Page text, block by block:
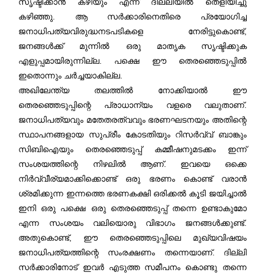
കഴിഞ്ഞു. ആ സർക്കാരിനെതിരെ പ്രയോഗിച്ച
ജനാധിപത്യവിരുദ്ധനടപടികളെ നേരിട്ടുകൊണ്ട്,
ജനങ്ങൾക്ക് മുന്നിൽ ഒരു മാതൃക സൃഷ്ടിക്കുക
എളുപ്പമായിരുന്നില്ല. പക്ഷെ ഈ തെരഞ്ഞെടുപ്പിൽ
ഇതൊന്നും ചർച്ചയാകില്ല.
അഖിലേന്ത്യ തലത്തിൽ നോക്കിയാൽ ഈ
തെരഞ്ഞെടുപ്പിന്റെ പ്രാധാന്യം വളരെ വലുതാണ്.
ജനാധിപത്യവും മതേതരത്വവും ഭരണഘടനയും അതിന്റെ
സ്ഥാപനങ്ങളായ സുപ്രീം കോടതിയും റിസർവ്വ് ബാങ്കും
സിബിഐയും തെരഞ്ഞെടുപ്പ് കമ്മീഷനുമടക്കം ഇന്ന്
സംശയത്തിന്റെ നിഴലിൽ ആണ്. ഇവയെ ഒക്കെ
നിർവ്വീര്യമാക്കിക്കൊണ്ട് ഒരു ഭരണം കൊണ്ട് വരാൻ
ശ്രമിക്കുന്ന ഇന്നത്തെ ഭരണകക്ഷി ഒരിക്കൽ കൂടി ജയിച്ചാൽ
ഇനി ഒരു പക്ഷെ ഒരു തെരഞ്ഞെടുപ്പ് തന്നെ ഉണ്ടാകുമോ
എന്ന സംശയം വലിയൊരു വിഭാഗം ജനങ്ങൾക്കുണ്ട്.
അതുകൊണ്ട്, ഈ തെരഞ്ഞെടുപ്പിലെ മുഖ്യവിഷയം
ജനാധിപത്യത്തിന്റെ സംരക്ഷണം തന്നെയാണ്. ദില്ലി
സര്‍ക്കാരിനോട് ഇവര്‍ എടുത്ത സമീപനം കൊണ്ടു തന്നെ